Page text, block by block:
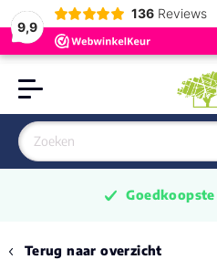
9,9
136 Reviews
Goedkoopste
Terug naar overzicht